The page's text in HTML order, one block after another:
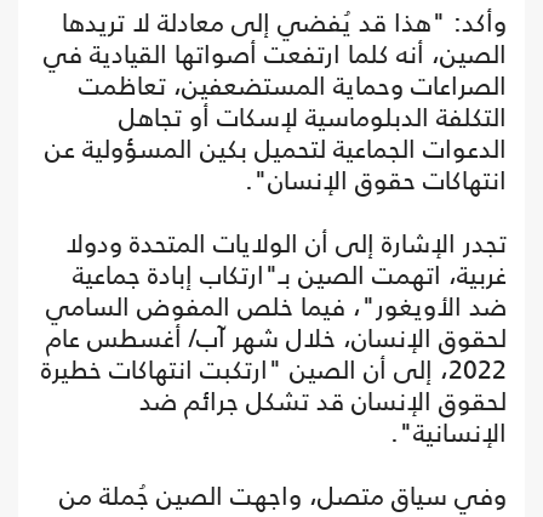
وأكد: "هذا قد يُفضي إلى معادلة لا تريدها
الصين، أنه كلما ارتفعت أصواتها القيادية في
الصراعات وحماية المستضعفين، تعاظمت
التكلفة الدبلوماسية لإسكات أو تجاهل
الدعوات الجماعية لتحميل بكين المسؤولية عن
انتهاكات حقوق الإنسان".
تجدر الإشارة إلى أن الولايات المتحدة ودولا
غربية، اتهمت الصين بـ"ارتكاب إبادة جماعية
ضد الأويغور"، فيما خلص المفوض السامي
لحقوق الإنسان، خلال شهر آب/ أغسطس عام
2022، إلى أن الصين "ارتكبت انتهاكات خطيرة
لحقوق الإنسان قد تشكل جرائم ضد
الإنسانية".
وفي سياق متصل، واجهت الصين جُملة من